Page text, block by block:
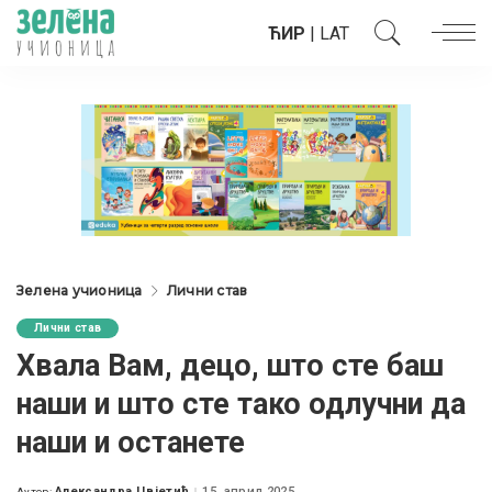
ЋИР | LAT
Зелена учионица Лични став
Лични став
Хвала Вам, децо, што сте баш
наши и што сте тако одлучни да
наши и останете